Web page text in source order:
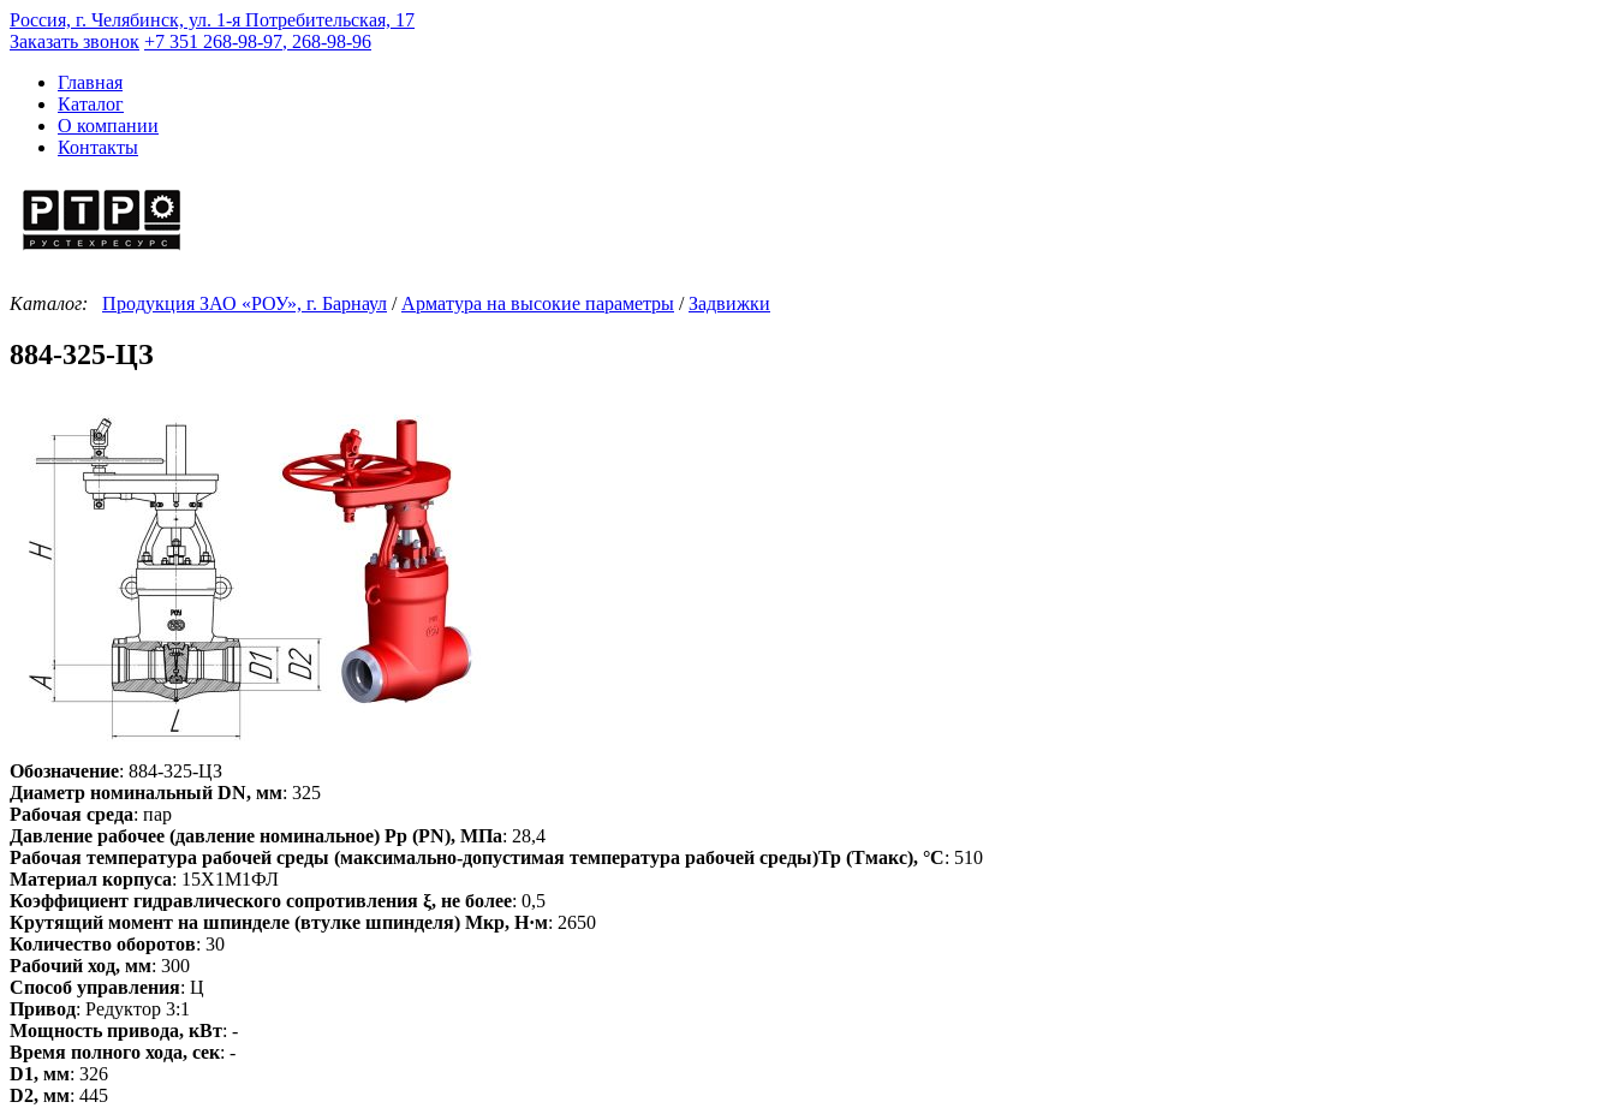
Россия, г. Челябинск, ул. 1-я Потребительская, 17
Заказать звонок +7 351 268-98-97, 268-98-96
Главная
Каталог
О компании
Контакты
Каталог: Продукция ЗАО «РОУ», г. Барнаул / Арматура на высокие параметры /Задвижки
884-325-ЦЗ
Обозначение: 884-325-ЦЗ
Диаметр номинальный DN, мм: 325
Рабочая среда: пар
Давление рабочее (давление номинальное) Pp (PN), МПа: 28,4
Рабочая температура рабочей среды (максимально-допустимая температура рабочей среды)Тр (Тмакс), °С: 510
Материал корпуса: 15Х1М1ФЛ
Коэффициент гидравлического сопротивления ξ, не более: 0,5
Крутящий момент на шпинделе (втулке шпинделя) Мкр, Н·м: 2650
Количество оборотов: 30
Рабочий ход, мм: 300
Способ управления: Ц
Привод: Редуктор 3:1
Мощность привода, кВт: -
Время полного хода, сек: -
D1, мм: 326
D2, мм: 445